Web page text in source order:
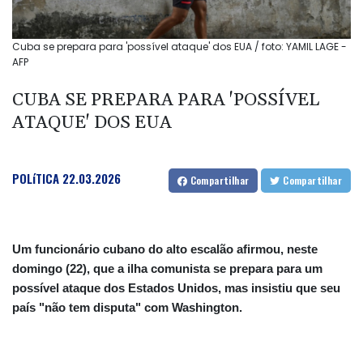
Cuba se prepara para 'possível ataque' dos EUA / foto: YAMIL LAGE -
AFP
CUBA SE PREPARA PARA 'POSSÍVEL
ATAQUE' DOS EUA
POLíTICA 22.03.2026 Compartilhar Compartilhar
Um funcionário cubano do alto escalão afirmou, neste
domingo (22), que a ilha comunista se prepara para um
possível ataque dos Estados Unidos, mas insistiu que seu
país "não tem disputa" com Washington.